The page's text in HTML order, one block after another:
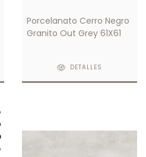
Porcelanato Cerro Negro
Granito Out Grey 61X61
DETALLES